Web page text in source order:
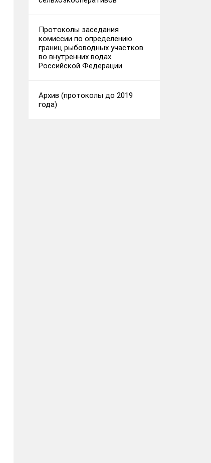
Протоколы заседания
комиссии по определению
границ рыбоводных участков
во внутренних водах
Российской Федерации
Архив (протоколы до 2019
года)